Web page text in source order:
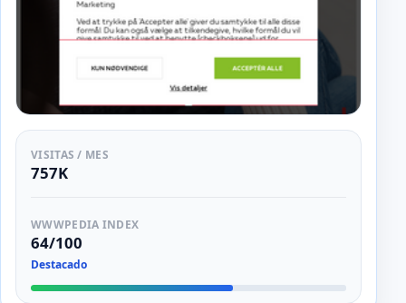
VISITAS / MES
757K
WWWPEDIA INDEX
64/100
Destacado